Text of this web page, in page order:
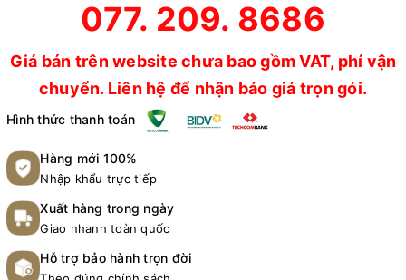
077. 209. 8686
Giá bán trên website chưa bao gồm VAT, phí vận
chuyển. Liên hệ để nhận báo giá trọn gói.
Hình thức thanh toán
Hàng mới 100%
Nhập khẩu trực tiếp
Xuất hàng trong ngày
Giao nhanh toàn quốc
Hỗ trợ bảo hành trọn đời